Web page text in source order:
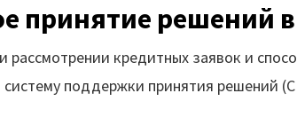
Для аналитиков
Для IT-специалистов
принятие решений
рассмотрении кредитных заявок и
поддержки принятия решений